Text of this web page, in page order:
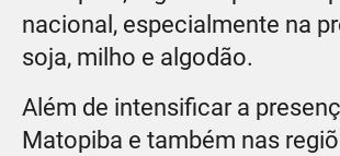
nacional, especialmente na
soja, milho e algodão.
Além de intensificar a
Matopiba e também nas